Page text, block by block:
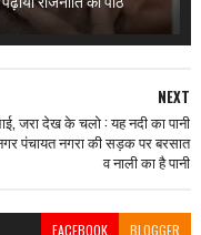
NEXT
जरा देख के चलो : यह नदी का पानी
पंचायत नगरा की सड़क पर बरसात
व नाली का है पानी
FACEBOOK BLOGGER